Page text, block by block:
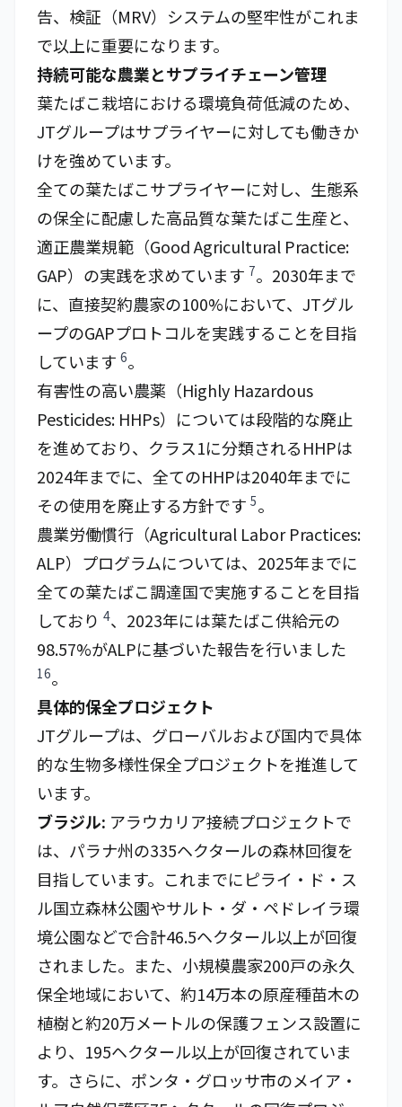
告、検証（MRV）システムの堅牢性がこれま
で以上に重要になります。
持続可能な農業とサプライチェーン管理
葉たばこ栽培における環境負荷低減のため、
JTグループはサプライヤーに対しても働きか
けを強めています。
全ての葉たばこサプライヤーに対し、生態系
の保全に配慮した高品質な葉たばこ生産と、
適正農業規範（Good Agricultural Practice:
GAP）の実践を求めています 7。2030年まで
に、直接契約農家の100%において、JTグル
ープのGAPプロトコルを実践することを目指
しています 6。
有害性の高い農薬（Highly Hazardous
Pesticides: HHPs）については段階的な廃止
を進めており、クラス1に分類されるHHPは
2024年までに、全てのHHPは2040年までに
その使用を廃止する方針です 5。
農業労働慣行（Agricultural Labor Practices:
ALP）プログラムについては、2025年までに
全ての葉たばこ調達国で実施することを目指
しており 4、2023年には葉たばこ供給元の
98.57%がALPに基づいた報告を行いました
16。
具体的保全プロジェクト
JTグループは、グローバルおよび国内で具体
的な生物多様性保全プロジェクトを推進して
います。
ブラジル: アラウカリア接続プロジェクトで
は、パラナ州の335ヘクタールの森林回復を
目指しています。これまでにピライ・ド・ス
ル国立森林公園やサルト・ダ・ペドレイラ環
境公園などで合計46.5ヘクタール以上が回復
されました。また、小規模農家200戸の永久
保全地域において、約14万本の原産種苗木の
植樹と約20万メートルの保護フェンス設置に
より、195ヘクタール以上が回復されていま
す。さらに、ポンタ・グロッサ市のメイア・